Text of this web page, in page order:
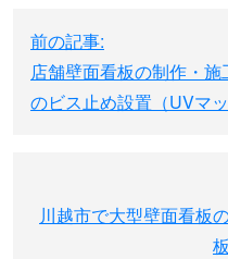
稿
ナ
ビ
前の記事:
店舗壁面看板の制作・
のビス止め設置（UVマ
川越市で大型壁面看板